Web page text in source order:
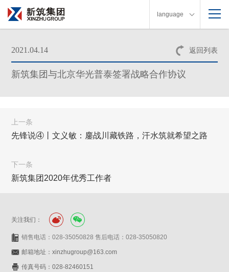
language
返回列表
2021.04.14
新筑集团与北京华光普泰签署战略合作协议
上一条
先锋说④丨文义敏：鏖战川藏铁路，汗水筑就希望之路
下一条
新筑集团2020年优秀工作者
关注我们：
销售电话：028-35050828 售后电话：028-35050820
邮箱地址：xinzhugroup@163.com
传真号码：028-82460151